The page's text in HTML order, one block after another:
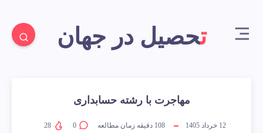
تحصیل در جهان
مهاجرت با رشته حسابداری
12 خرداد 1405 108 دقیقه زمان مطالعه 0